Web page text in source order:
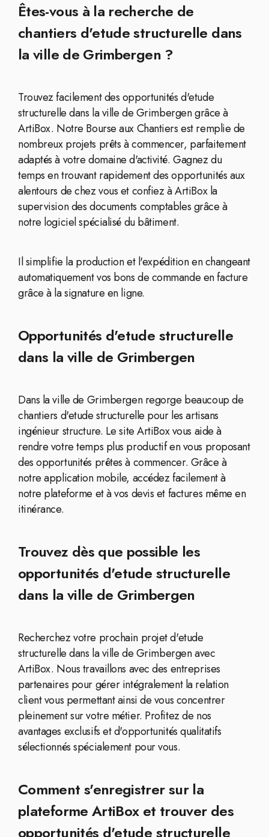
Êtes-vous à la recherche de
chantiers d'etude structurelle dans
la ville de Grimbergen ?
Trouvez facilement des opportunités d'etude
structurelle dans la ville de Grimbergen grâce à
ArtiBox. Notre Bourse aux Chantiers est remplie de
nombreux projets prêts à commencer, parfaitement
adaptés à votre domaine d'activité. Gagnez du
temps en trouvant rapidement des opportunités aux
alentours de chez vous et confiez à ArtiBox la
supervision des documents comptables grâce à
notre logiciel spécialisé du bâtiment.
Il simplifie la production et l'expédition en changeant
automatiquement vos bons de commande en facture
grâce à la signature en ligne.
Opportunités d'etude structurelle
dans la ville de Grimbergen
Dans la ville de Grimbergen regorge beaucoup de
chantiers d'etude structurelle pour les artisans
ingénieur structure. Le site ArtiBox vous aide à
rendre votre temps plus productif en vous proposant
des opportunités prêtes à commencer. Grâce à
notre application mobile, accédez facilement à
notre plateforme et à vos devis et factures même en
itinérance.
Trouvez dès que possible les
opportunités d'etude structurelle
dans la ville de Grimbergen
Recherchez votre prochain projet d'etude
structurelle dans la ville de Grimbergen avec
ArtiBox. Nous travaillons avec des entreprises
partenaires pour gérer intégralement la relation
client vous permettant ainsi de vous concentrer
pleinement sur votre métier. Profitez de nos
avantages exclusifs et d'opportunités qualitatifs
sélectionnés spécialement pour vous.
Comment s'enregistrer sur la
plateforme ArtiBox et trouver des
opportunités d'etude structurelle